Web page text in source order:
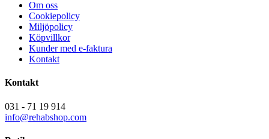
Om oss
Cookiepolicy
Miljöpolicy
Köpvillkor
Kunder med e-faktura
Kontakt
Kontakt
031 - 71 19 914
info@rehabshop.com